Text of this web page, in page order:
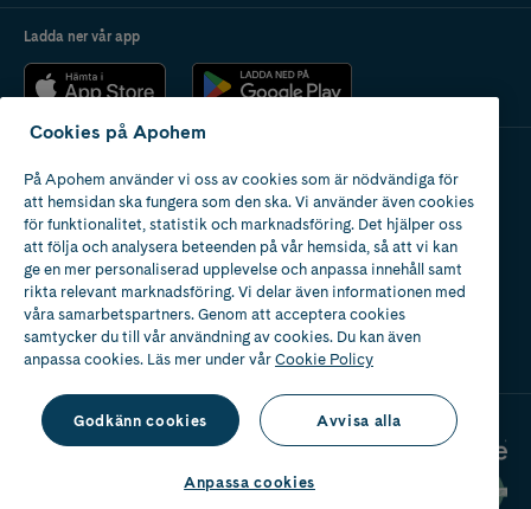
Ladda ner vår app
Apotek med tillstånd
av Läkemedelsverket
Cookies på Apohem
På Apohem använder vi oss av cookies som är nödvändiga för
att hemsidan ska fungera som den ska. Vi använder även cookies
för funktionalitet, statistik och marknadsföring. Det hjälper oss
att följa och analysera beteenden på vår hemsida, så att vi kan
ge en mer personaliserad upplevelse och anpassa innehåll samt
rikta relevant marknadsföring. Vi delar även informationen med
våra samarbetspartners. Genom att acceptera cookies
samtycker du till vår användning av cookies. Du kan även
anpassa cookies. Läs mer under vårCookie Policy
Godkänn cookies Avvisa alla
Anpassa cookies